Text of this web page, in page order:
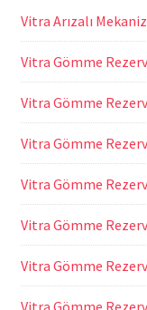
Vitra Arızalı
Vitra Gömme
Vitra Gömme
Vitra Gömme
Vitra Gömme
Vitra Gömme
Vitra Gömme
Vitra Gömme